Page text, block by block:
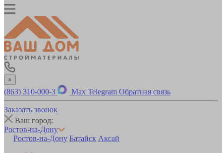
×
(863) 310-000-3 Max Telegram Обратная связь
Заказать звонок
Ваш город:
Ростов-на-Дону
Ростов-на-Дону Батайск Аксай